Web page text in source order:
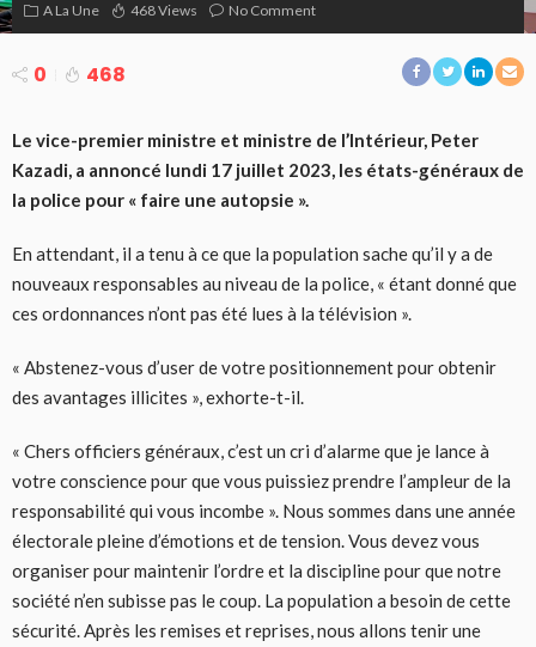
A La Une 468 Views No Comment
0 468
Le vice-premier ministre et ministre de l’Intérieur, Peter
Kazadi, a annoncé lundi 17 juillet 2023, les états-généraux de
la police pour « faire une autopsie ».
En attendant, il a tenu à ce que la population sache qu’il y a de
nouveaux responsables au niveau de la police, « étant donné que
ces ordonnances n’ont pas été lues à la télévision ».
« Abstenez-vous d’user de votre positionnement pour obtenir
des avantages illicites », exhorte-t-il.
« Chers officiers généraux, c’est un cri d’alarme que je lance à
votre conscience pour que vous puissiez prendre l’ampleur de la
responsabilité qui vous incombe ». Nous sommes dans une année
électorale pleine d’émotions et de tension. Vous devez vous
organiser pour maintenir l’ordre et la discipline pour que notre
société n’en subisse pas le coup. La population a besoin de cette
sécurité. Après les remises et reprises, nous allons tenir une